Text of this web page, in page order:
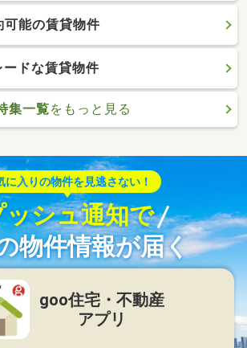
可能の賃貸物件
ドな賃貸物件
集一覧をもっと見る
に入りの物件を見逃さない！
ッシュ通知で
物件情報が届く
goo住宅・不動産
アプリ